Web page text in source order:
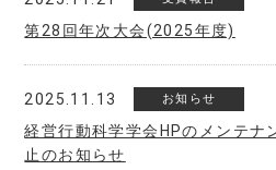
第28回年次大会(2025年度)
2025.11.13 お知らせ
経営行動科学学会HPのメンテナ
止のお知らせ